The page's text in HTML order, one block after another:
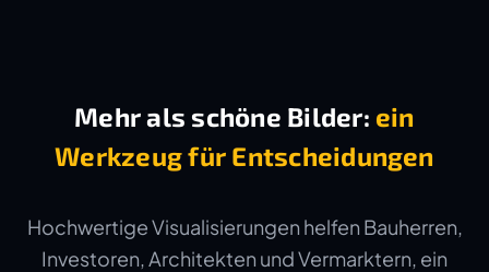
Mehr als schöne Bilder: ein
Werkzeug für Entscheidungen
Hochwertige Visualisierungen helfen Bauherren,
Investoren, Architekten und Vermarktern, ein